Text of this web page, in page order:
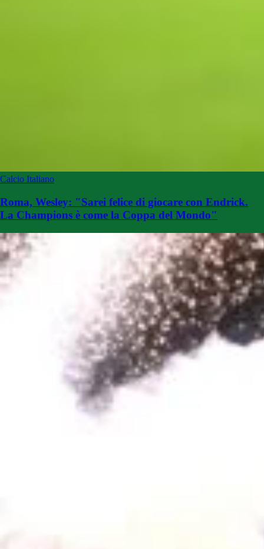
Calcio Italiano
Roma, Wesley: "Sarei felice di giocare con Endrick.
La Champions è come la Coppa del Mondo"